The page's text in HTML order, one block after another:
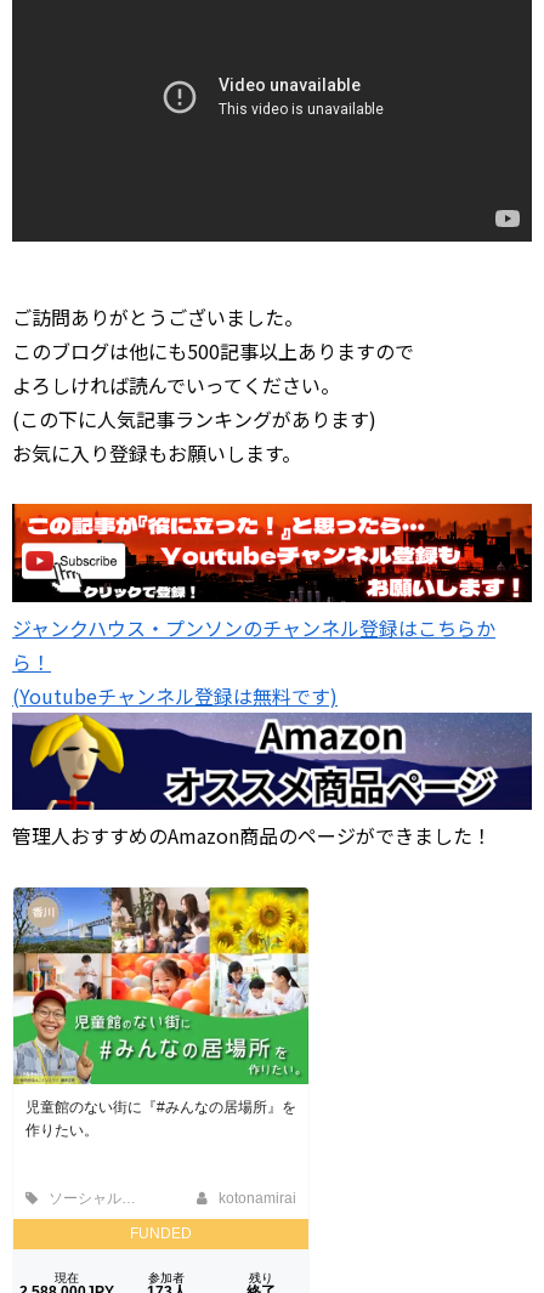
ご訪問ありがとうございました。
このブログは他にも500記事以上ありますので
よろしければ読んでいってください。
(この下に人気記事ランキングがあります)
お気に入り登録もお願いします。
ジャンクハウス・プンソンのチャンネル登録はこちらか
ら！
(Youtubeチャンネル登録は無料です)
管理人おすすめのAmazon商品のページができました！